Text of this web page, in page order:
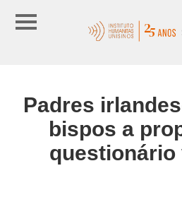
Padres
bispos a
questionário